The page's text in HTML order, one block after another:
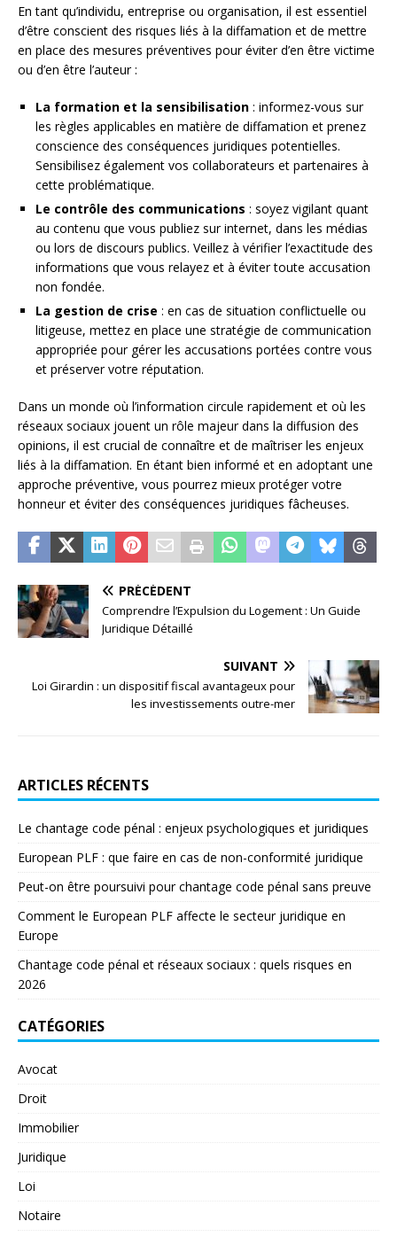
En tant qu’individu, entreprise ou organisation, il est essentiel
d’être conscient des risques liés à la diffamation et de mettre
en place des mesures préventives pour éviter d’en être victime
ou d’en être l’auteur :
La formation et la sensibilisation : informez-vous sur
les règles applicables en matière de diffamation et prenez
conscience des conséquences juridiques potentielles.
Sensibilisez également vos collaborateurs et partenaires à
cette problématique.
Le contrôle des communications : soyez vigilant quant
au contenu que vous publiez sur internet, dans les médias
ou lors de discours publics. Veillez à vérifier l’exactitude des
informations que vous relayez et à éviter toute accusation
non fondée.
La gestion de crise : en cas de situation conflictuelle ou
litigeuse, mettez en place une stratégie de communication
appropriée pour gérer les accusations portées contre vous
et préserver votre réputation.
Dans un monde où l’information circule rapidement et où les
réseaux sociaux jouent un rôle majeur dans la diffusion des
opinions, il est crucial de connaître et de maîtriser les enjeux
liés à la diffamation. En étant bien informé et en adoptant une
approche préventive, vous pourrez mieux protéger votre
honneur et éviter des conséquences juridiques fâcheuses.
PRÉCÉDENT
Comprendre l’Expulsion du Logement : Un Guide
Juridique Détaillé
SUIVANT
Loi Girardin : un dispositif fiscal avantageux pour
les investissements outre-mer
ARTICLES RÉCENTS
Le chantage code pénal : enjeux psychologiques et juridiques
European PLF : que faire en cas de non-conformité juridique
Peut-on être poursuivi pour chantage code pénal sans preuve
Comment le European PLF affecte le secteur juridique en
Europe
Chantage code pénal et réseaux sociaux : quels risques en
2026
CATÉGORIES
Avocat
Droit
Immobilier
Juridique
Loi
Notaire